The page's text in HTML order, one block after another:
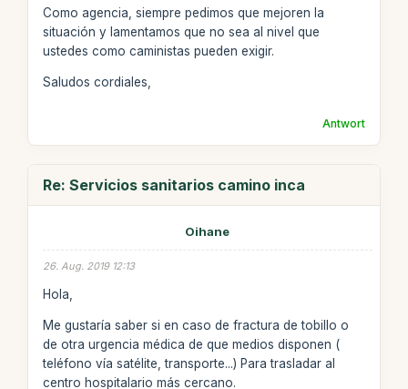
Como agencia, siempre pedimos que mejoren la
situación y lamentamos que no sea al nivel que
ustedes como caministas pueden exigir.
Saludos cordiales,
Antwort
Re: Servicios sanitarios camino inca
Oihane
26. Aug. 2019 12:13
Hola,
Me gustaría saber si en caso de fractura de tobillo o
de otra urgencia médica de que medios disponen (
teléfono vía satélite, transporte...) Para trasladar al
centro hospitalario más cercano.